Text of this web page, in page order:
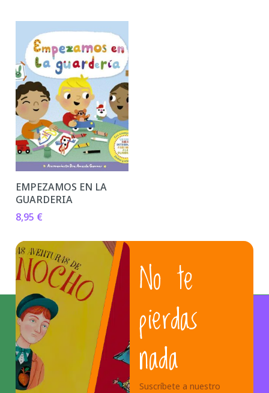
EMPEZAMOS EN LA
GUARDERIA
8,95 €
No te
pierdas
nada
Suscríbete a nuestro